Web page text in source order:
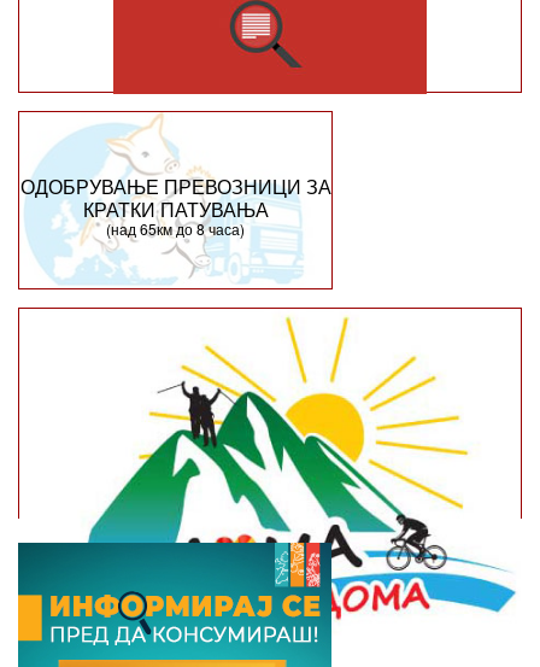
ОДОБРУВАЊЕ ПРЕВОЗНИЦИ ЗА
КРАТКИ ПАТУВАЊА
(над 65км до 8 часа)